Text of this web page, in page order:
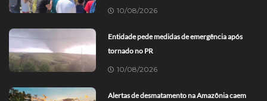
10/08/2026
Entidade pede medidas de emergência após
tornado no PR
10/08/2026
Alertas de desmatamento na Amazônia caem